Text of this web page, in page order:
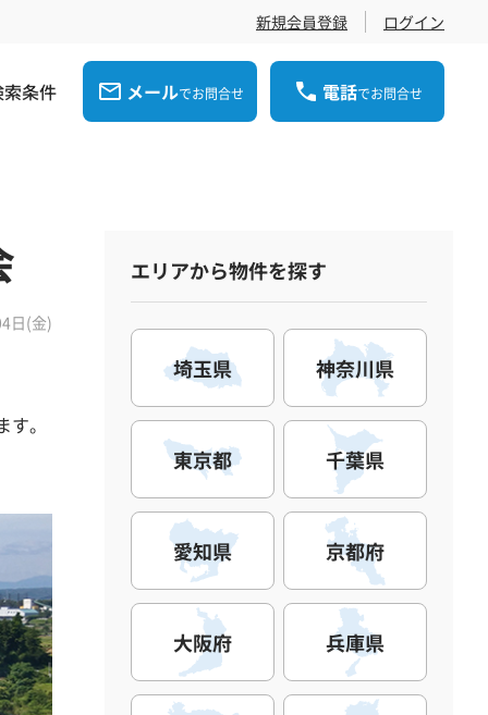
新規会員登録 ログイン
条件 メールでお問合せ 電話でお問合せ
日(金)
。
エリアから物件を探す
埼玉県 神奈川県
東京都 千葉県
愛知県 京都府
大阪府 兵庫県